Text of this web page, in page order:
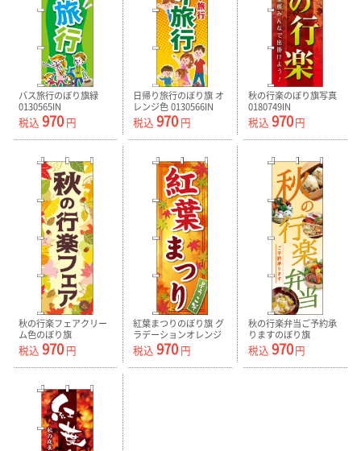
バス旅行のぼり旗緑
0130565IN
税込 970 円
日帰り旅行のぼり旗 オ
レンジ色 0130566IN
税込 970円
秋の行楽のぼり旗写真
0180749IN
税込 970円
秋の行楽フェアクリー
ム色のぼり旗
0180750IN
税込 970 円
紅葉まつりのぼり旗 グ
ラデーションオレンジ
色 0180751IN
税込 970円
秋の行楽弁当ご予約承
りますのぼり旗
0060136IN
税込 970円